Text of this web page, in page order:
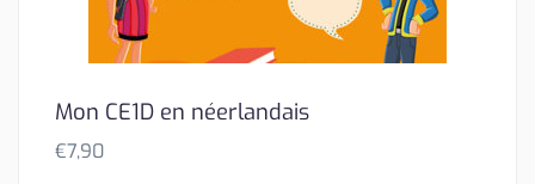
Mon CE1D en néerlandais
€7,90